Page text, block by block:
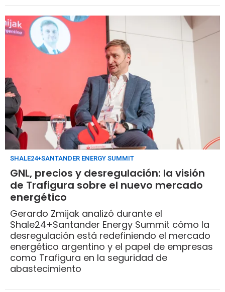
SHALE24+SANTANDER ENERGY SUMMIT
GNL, precios y desregulación: la visión
de Trafigura sobre el nuevo mercado
energético
Gerardo Zmijak analizó durante el
Shale24+Santander Energy Summit cómo la
desregulación está redefiniendo el mercado
energético argentino y el papel de empresas
como Trafigura en la seguridad de
abastecimiento